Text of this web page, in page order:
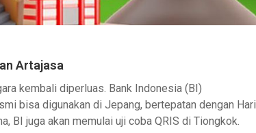
Artajasa
kembali diperluas. Bank Indonesia (BI)
bisa digunakan di Jepang, bertepatan dengan Hari
BI juga akan memulai uji coba QRIS di Tiongkok.